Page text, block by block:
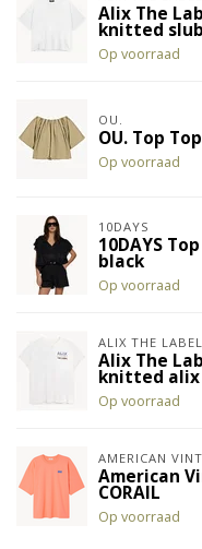
Alix The
knitted
Op voorraad
OU.
OU. Top
Op voorraad
10DAYS
10DAYS
black
Op voorraad
ALIX THE LABEL
Alix The
knitted alix
Op voorraad
AMERICAN
American
CORAIL
Op voorraad